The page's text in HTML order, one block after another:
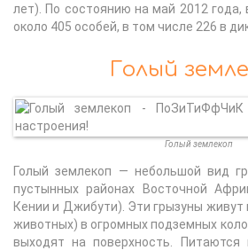
лет). По состоянию на май 2012 года,
около 405 особей, в том числе 226 в
Голый
Голый землекоп
Голый землекоп — небольшой вид
пустынных районах Восточной
Кении и Джибути). Эти грызуны живут
животных) в огромных подземных
выходят на поверхность. Питаются